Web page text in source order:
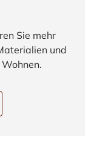
Sie mehr
und